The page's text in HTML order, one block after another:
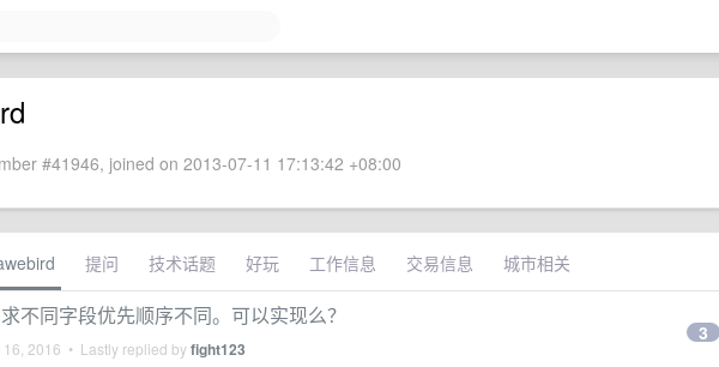
#41946, joined on 2013-07-11 17:13:42 +08:00
提问 技术话题 好玩 工作信息 交易信息 城市相关
不同字段优先顺序不同。可以实现么？
16, 2016 • Lastly replied byfight123
3